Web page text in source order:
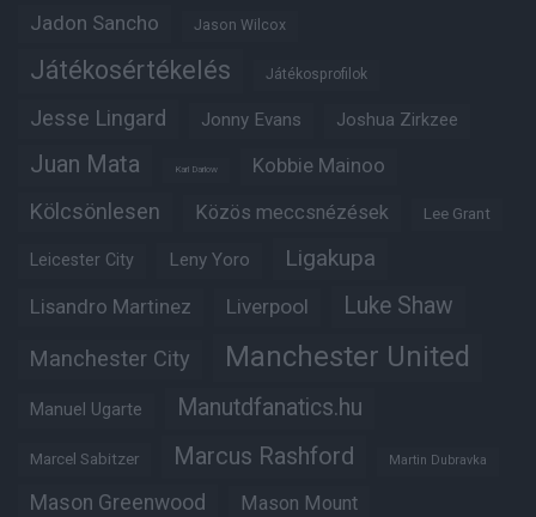
Jadon Sancho Jason Wilcox
Játékosértékelés Játékosprofilok
Jesse Lingard Jonny Evans Joshua Zirkzee
Juan Mata Karl Darlow Kobbie Mainoo
Kölcsönlesen Közös meccsnézések Lee Grant
Leicester City Leny Yoro Ligakupa
Lisandro Martinez Liverpool Luke Shaw
Manchester City Manchester United
Manuel Ugarte Manutdfanatics.hu
Marcel Sabitzer Marcus Rashford Martin Dubravka
Mason Greenwood Mason Mount